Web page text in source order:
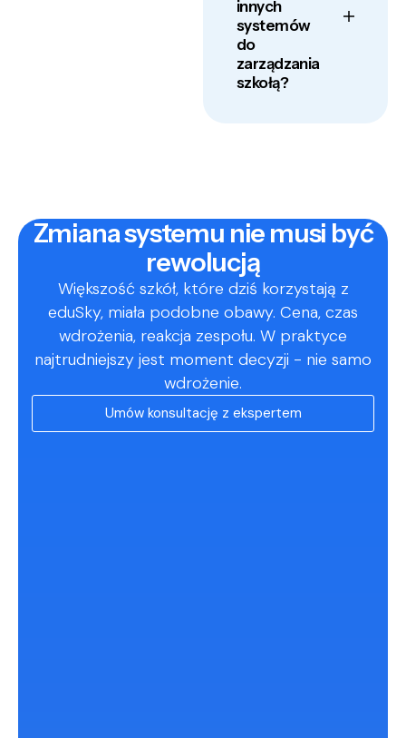
innych
systemów
do
zarządzania
szkołą?
Zmianasystemu nie musi być
rewolucją
Większość szkół, które dziś korzystają z
eduSky, miała podobne obawy. Cena, czas
wdrożenia, reakcja zespołu. W praktyce
najtrudniejszy jest moment decyzji - nie samo
wdrożenie.
Umów konsultację z ekspertem